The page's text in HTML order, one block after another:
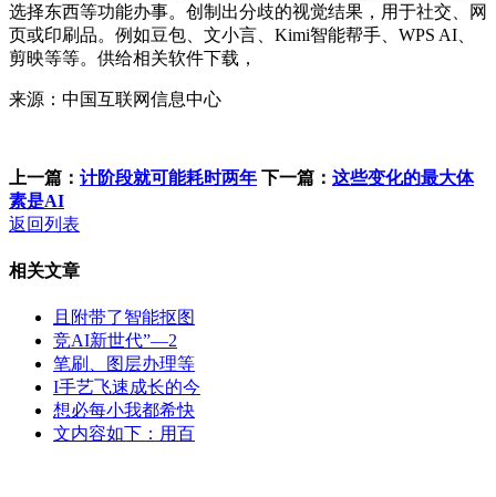
选择东西等功能办事。创制出分歧的视觉结果，用于社交、网
页或印刷品。例如豆包、文小言、Kimi智能帮手、WPS AI、
剪映等等。供给相关软件下载，
来源：中国互联网信息中心
上一篇： 计阶段就可能耗时两年 下一篇： 这些变化的最大体
素是AI
返回列表
相关文章
且附带了智能抠图
竞AI新世代”—2
笔刷、图层办理等
I手艺飞速成长的今
想必每小我都希快
文内容如下：用百